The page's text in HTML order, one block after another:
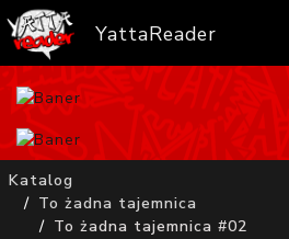
YattaReader
Home
FAQ
Katalog
To żadna tajemnica
To żadna tajemnica #02